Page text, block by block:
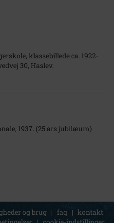
klassebillede ca. 1922-
30, Haslev.
1937. (25 års jubilæum)
og brug | faq | kontakt